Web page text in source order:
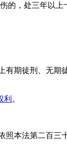
的，处三年以上
期徒刑、无期
利 。
照本法第二百